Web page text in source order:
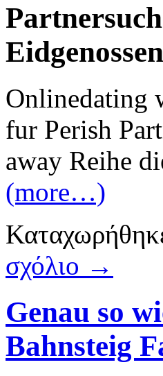
Onlinedating
fur Perish
away Reihe
(more…)
σχόλιο →
Genau so
Bahnsteig